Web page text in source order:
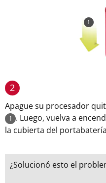
2
Apague su procesador
1 . Luego, vuelva a
la cubierta del
¿Solucionó esto el